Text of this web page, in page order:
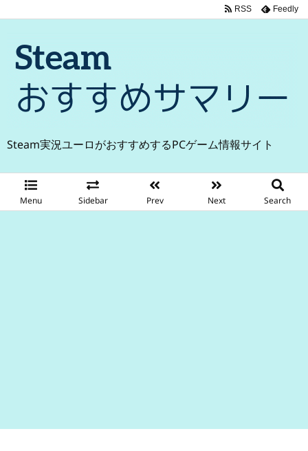
Steam実況ユーロがおすすめするPCゲーム情報サイト
Menu Sidebar Prev Next Search
RSS Feedly